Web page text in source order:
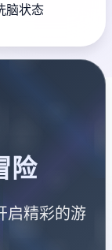
脑状态
险
启精彩的游